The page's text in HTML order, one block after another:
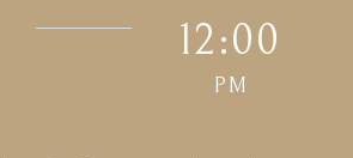
12:00
PM